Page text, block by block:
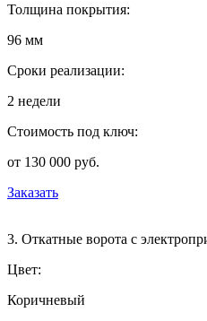
Толщина покрытия:
96 мм
Сроки реализации:
2 недели
Стоимость под ключ:
от 130 000 руб.
Заказать
3. Откатные ворота с
Цвет:
Коричневый